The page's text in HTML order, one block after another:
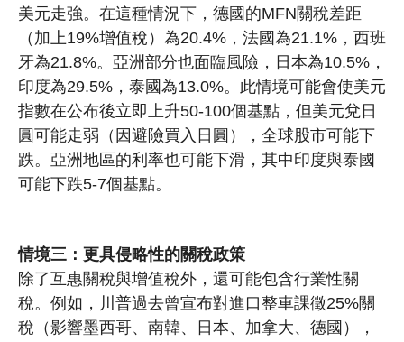
美元走強。在這種情況下，德國的MFN關稅差距
（加上19%增值稅）為20.4%，法國為21.1%，西班
牙為21.8%。亞洲部分也面臨風險，日本為10.5%，
印度為29.5%，泰國為13.0%。此情境可能會使美元
指數在公布後立即上升50-100個基點，但美元兌日
圓可能走弱（因避險買入日圓），全球股市可能下
跌。亞洲地區的利率也可能下滑，其中印度與泰國
可能下跌5-7個基點。
情境三：更具侵略性的關稅政策
除了互惠關稅與增值稅外，還可能包含行業性關
稅。例如，川普過去曾宣布對進口整車課徵25%關
稅（影響墨西哥、南韓、日本、加拿大、德國），